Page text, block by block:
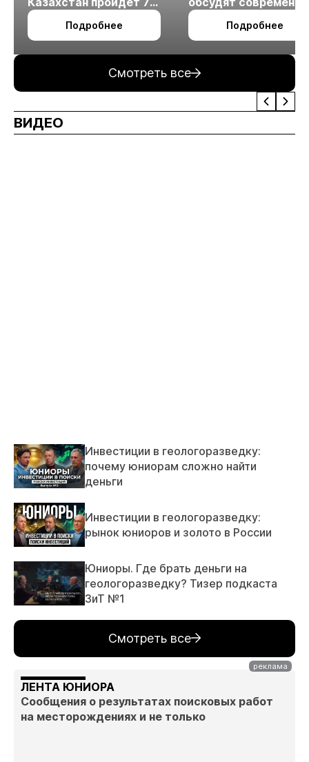
октября в Алматы
Подробнее
технологии
измельчения
Подробнее
Смотреть все
ВИДЕО
Инвестиции в геологоразведку:
почему юниорам сложно найти
деньги
Инвестиции в геологоразведку:
рынок юниоров и золото в России
Юниоры. Где брать деньги на
геологоразведку? Тизер подкаста
ЗиТ №1
Смотреть все
ЛЕНТА ЮНИОРА
Сообщения о результатах поисковых работ
на месторождениях и не только